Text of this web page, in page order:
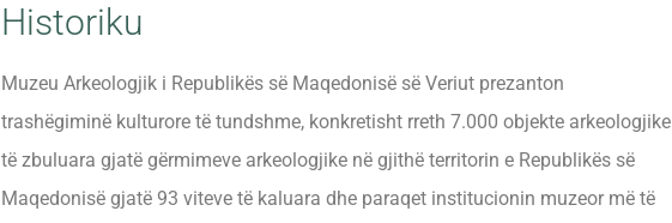
Historiku
Muzeu Arkeologjik i Republikës së Maqedonisë së Veriut prezanton
trashëgiminë kulturore të tundshme, konkretisht rreth 7.000 objekte arkeologjike
të zbuluara gjatë gërmimeve arkeologjike në gjithë territorin e Republikës së
Maqedonisë gjatë 93 viteve të kaluara dhe paraqet institucionin muzeor më të